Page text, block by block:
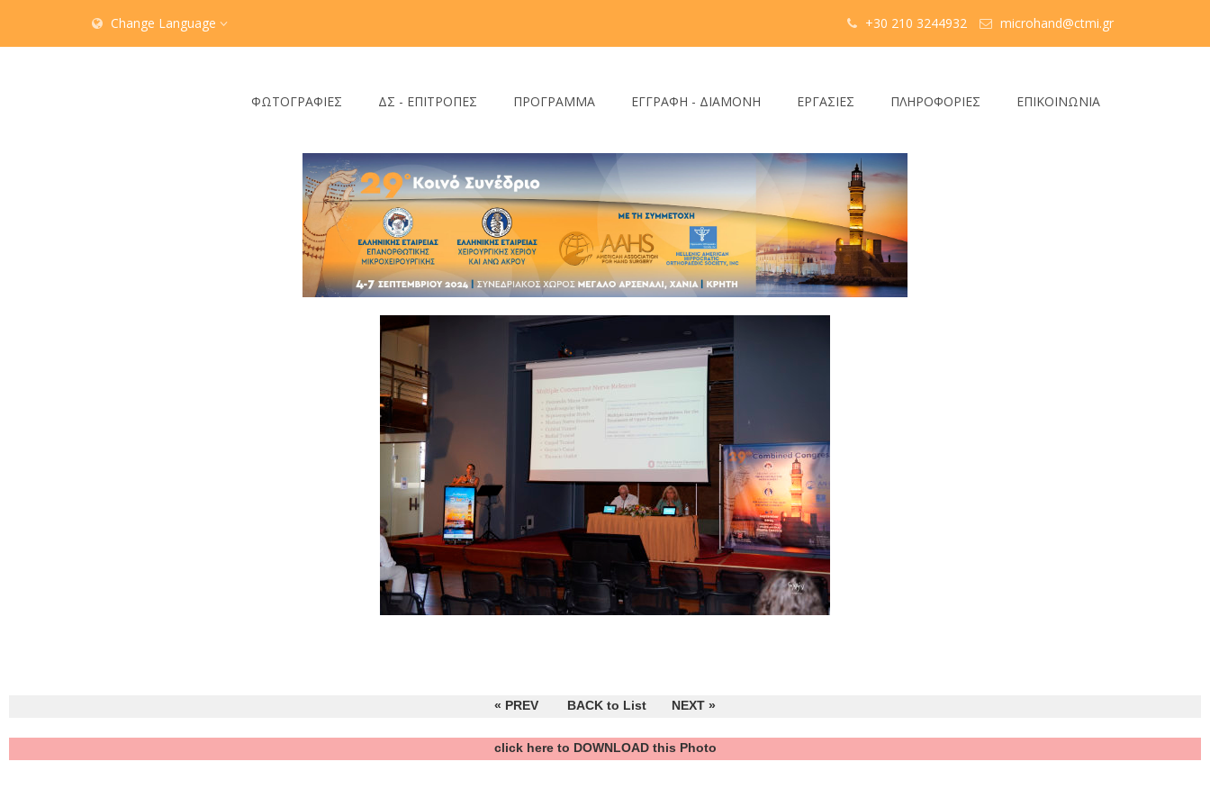
Change Language +30 210 3244932 microhand@ctmi.gr
ΦΩΤΟΓΡΑΦΙΕΣ ΔΣ - ΕΠΙΤΡΟΠΕΣ ΠΡΟΓΡΑΜΜΑ ΕΓΓΡΑΦΗ - ΔΙΑΜΟΝΗ ΕΡΓΑΣΙΕΣ ΠΛΗΡΟΦΟΡΙΕΣ ΕΠΙΚΟΙΝΩΝΙΑ
« PREV BACK to List NEXT »
click here to DOWNLOAD this Photo